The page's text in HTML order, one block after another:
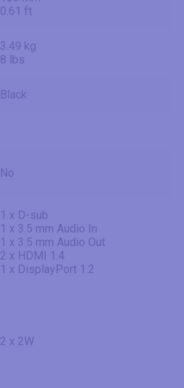
0.61 ft
3.49 kg
8 lbs
Black
No
1 x D-sub
1 x 3.5 mm Audio In
1 x 3.5 mm Audio Out
2 x HDMI 1.4
1 x DisplayPort 1.2
2 x 2W